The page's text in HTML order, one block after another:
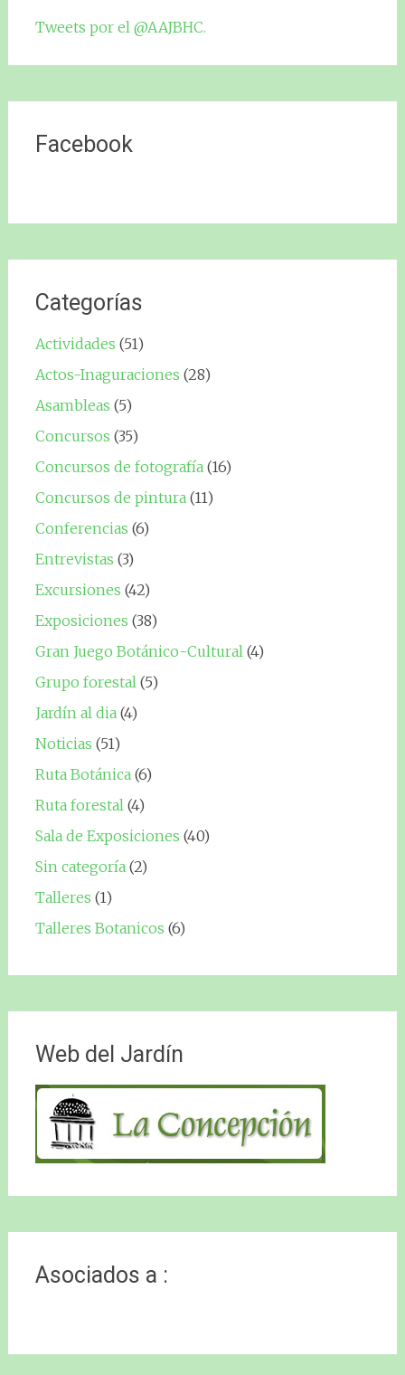
Tweets por el @AAJBHC.
Facebook
Categorías
Actividades (51)
Actos-Inaguraciones (28)
Asambleas (5)
Concursos (35)
Concursos de fotografía (16)
Concursos de pintura (11)
Conferencias (6)
Entrevistas (3)
Excursiones (42)
Exposiciones (38)
Gran Juego Botánico-Cultural (4)
Grupo forestal (5)
Jardín al dia (4)
Noticias (51)
Ruta Botánica (6)
Ruta forestal (4)
Sala de Exposiciones (40)
Sin categoría (2)
Talleres (1)
Talleres Botanicos (6)
Web del Jardín
Asociados a :